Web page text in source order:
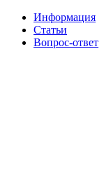
Информация
Статьи
Вопрос-ответ